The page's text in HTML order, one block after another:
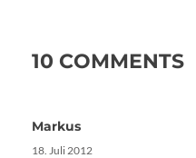
10 COMMENTS
Markus
18. Juli 2012